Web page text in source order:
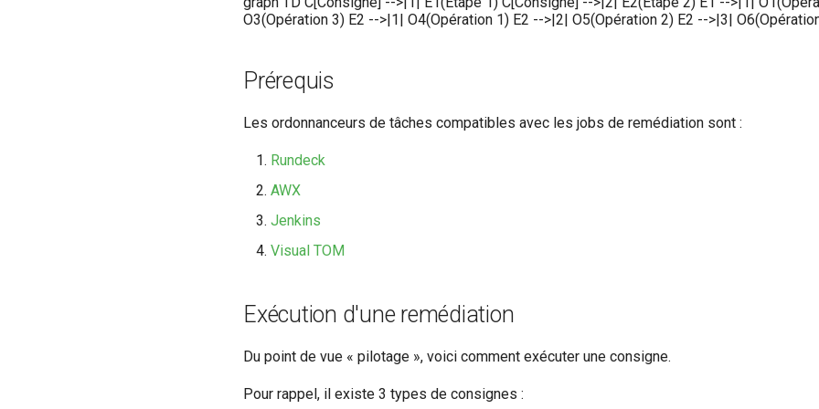
O3(Opération 3) E2 -->|1| O4(Opération 1) E2 -->|2| O5(Opération 2) E2 -->|3|
Prérequis
Les ordonnanceurs de tâches compatibles avec les jobs de remédiation sont :
Rundeck
AWX
Jenkins
Visual TOM
Exécution d'une remédiation
Du point de vue « pilotage », voici comment exécuter une consigne.
Pour rappel, il existe 3 types de consignes :